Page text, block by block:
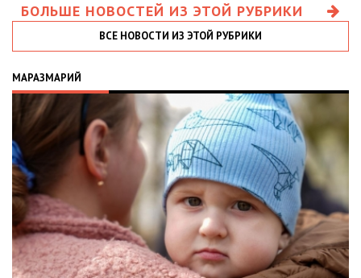
БОЛЬШЕ НОВОСТЕЙ ИЗ ЭТОЙ РУБРИКИ
ВСЕ НОВОСТИ ИЗ ЭТОЙ РУБРИКИ
МАРАЗМАРИЙ